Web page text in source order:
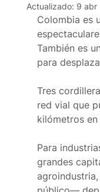
Actualizado: 9 abr
Colombia es
También es
para
Tres
red vial que
kilómetros
Para
grandes